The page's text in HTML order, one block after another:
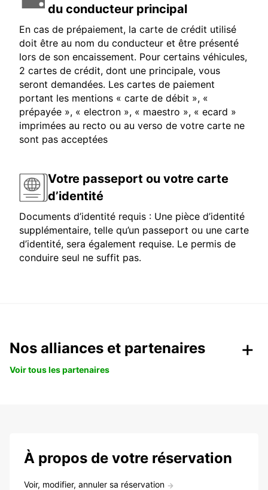
du conducteur principal
En cas de prépaiement, la carte de crédit utilisé
doit être au nom du conducteur et être présenté
lors de son encaissement. Pour certains véhicules,
2 cartes de crédit, dont une principale, vous
seront demandées. Les cartes de paiement
portant les mentions « carte de débit », «
prépayée », « electron », « maestro », « ecard »
imprimées au recto ou au verso de votre carte ne
sont pas acceptées
Votre passeport ou votre carte
d’identité
Documents d’identité requis : Une pièce d’identité
supplémentaire, telle qu’un passeport ou une carte
d’identité, sera également requise. Le permis de
conduire seul ne suffit pas.
Nos alliances et partenaires
Voir tous les partenaires
À propos de votre réservation
Voir, modifier, annuler sa réservation